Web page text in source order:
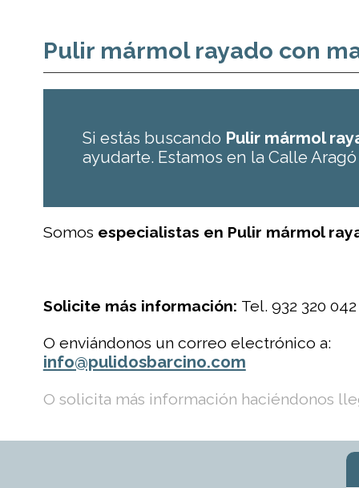
Pulir mármol rayado con
Si estás buscando Pulir mármol
ayudarte. Estamos en la Calle
Somos especialistas en Pulir mármol
Solicite más información: Tel. 932 320
O enviándonos un correo electrónico a:
info@pulidosbarcino.com
O solicita más información haciéndonos